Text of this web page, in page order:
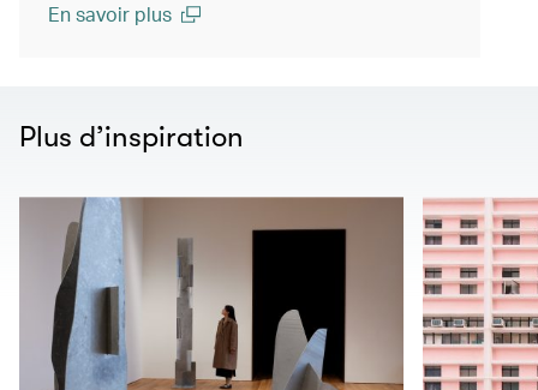
En savoir plus
Plus d’inspiration